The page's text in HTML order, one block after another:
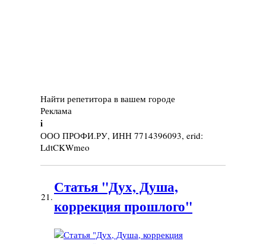
Найти репетитора в вашем городе
Реклама
i
ООО ПРОФИ.РУ, ИНН 7714396093, erid:
LdtCKWmeo
21. Статья "Дух, Душа,
коррекция прошлого"